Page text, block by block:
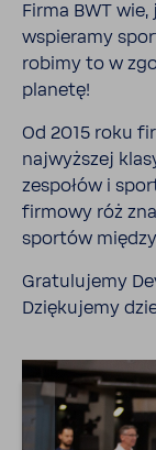
Firma BWT
wspie­ramy
robimy to w
planetę!
Od 2015 roku
najwyż­szej
zespołów i
firmowy róż
sportów
Gratu­lu­jemy
Dzię­ku­jemy